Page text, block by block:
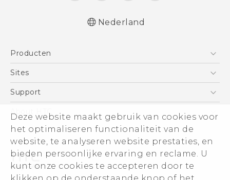
Deze website maakt gebruik van cookies voor
het optimaliseren functionaliteit van de
website, te analyseren website prestaties, en
bieden persoonlijke ervaring en reclame. U
kunt onze cookies te accepteren door te
Nederlands - Gids voor veiligheid en
Deutsch - Benutzerhandbuch
Deutsch - Informationen zur Sicherheit und
English - User manual
Safety and regulatory guide
Nederland
Producten
Telefoons
Vive
Accessoires
Sites
HTC Vive
Aan de slag
Support
Support voor eCommerce
About HTC
ESG
Informatie over het bedrijf
Voor beleggers (engels)
Cookie Preferences